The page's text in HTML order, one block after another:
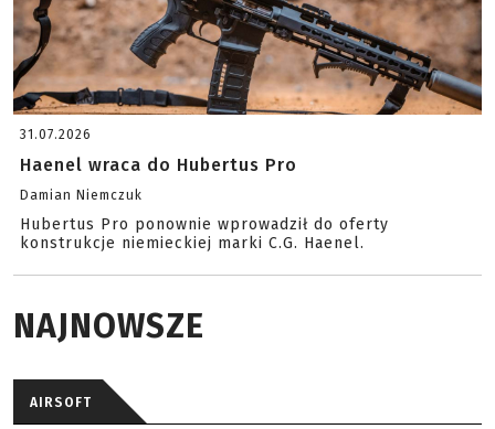
31.07.2026
Haenel wraca do Hubertus Pro
Damian Niemczuk
Hubertus Pro ponownie wprowadził do oferty
konstrukcje niemieckiej marki C.G. Haenel.
NAJNOWSZE
AIRSOFT